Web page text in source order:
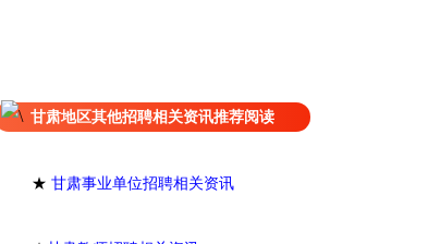
甘肃地区其他招聘相关资讯推荐阅读
★ 甘肃事业单位招聘相关资讯